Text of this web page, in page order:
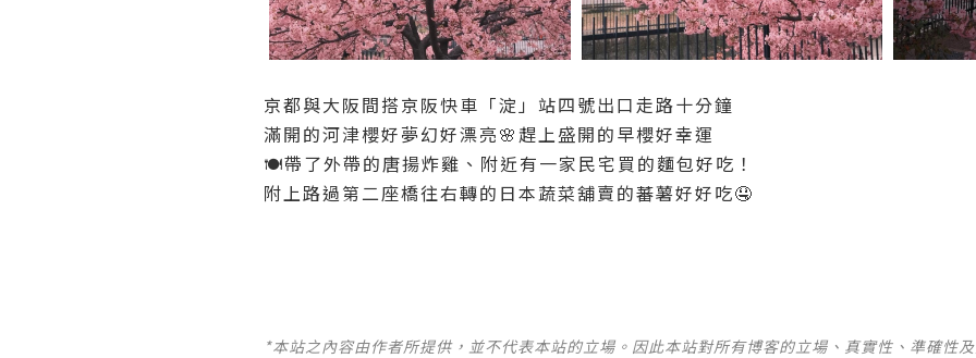
京都與大阪間搭京阪快車「淀」站四號出口走路十分鐘
滿開的河津櫻好夢幻好漂亮🌸趕上盛開的早櫻好幸運
🍽️帶了外帶的唐揚炸雞、附近有一家民宅買的麵包好吃！
附上路過第二座橋往右轉的日本蔬菜舖賣的蕃薯好好吃🤤
*本站之內容由作者所提供，並不代表本站的立場。因此本站對所有博客的立場、真實性、準確性